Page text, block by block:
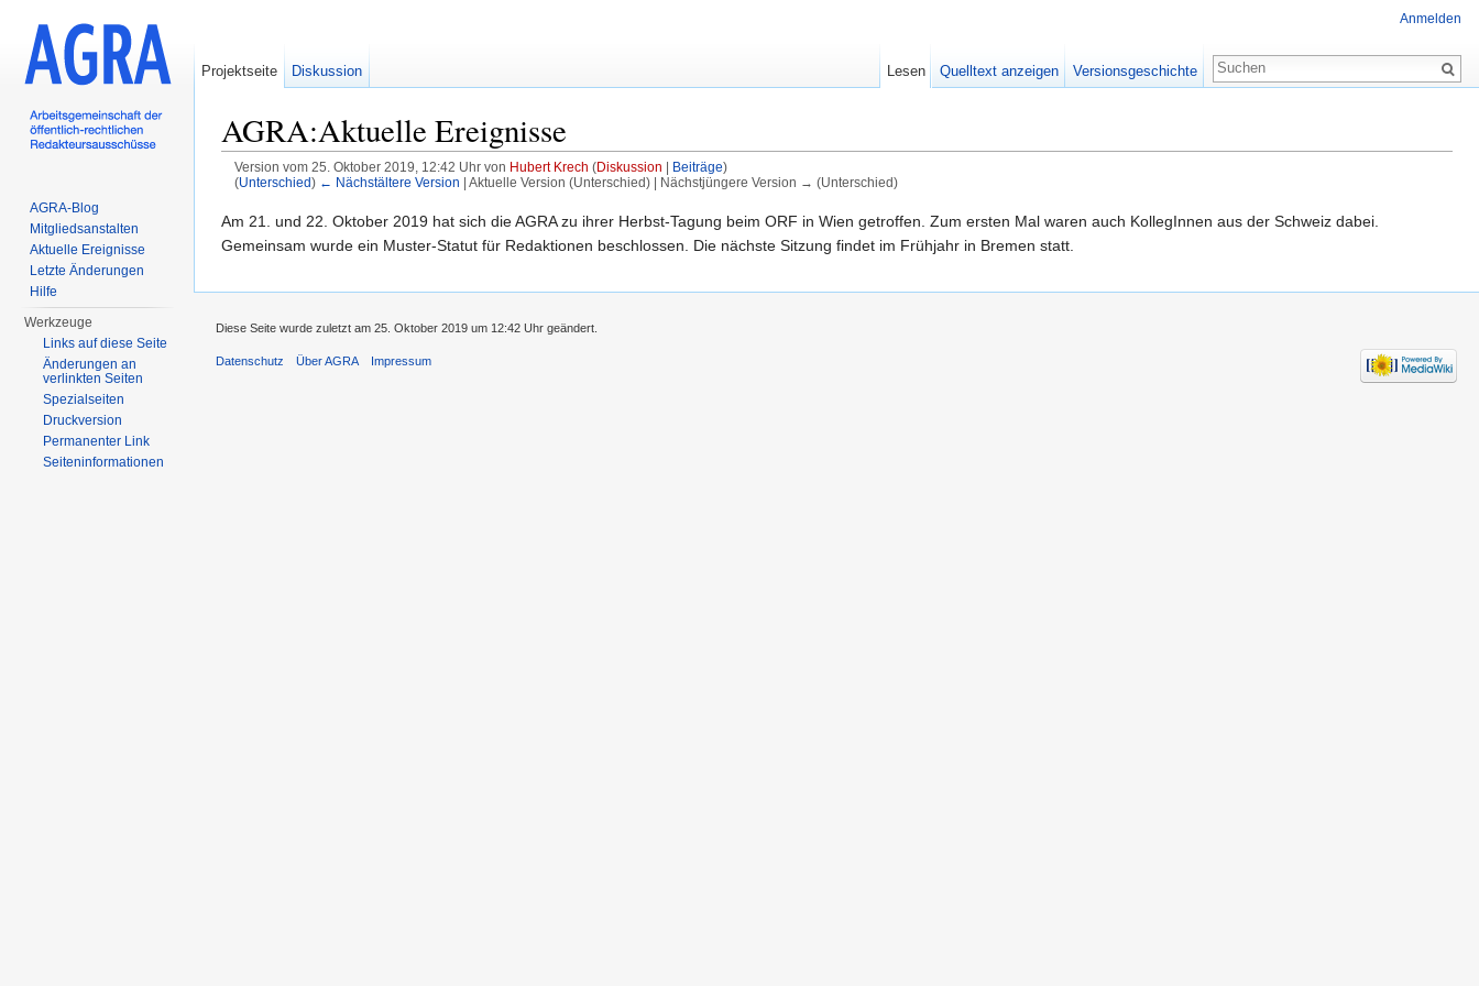
AGRA:Aktuelle Ereignisse
Version vom 25. Oktober 2019, 12:42 Uhr von Hubert Krech (Diskussion Beiträge)
(Unterschied) ← Nächstältere Version | Aktuelle Version (Unterschied) | Nächstjüngere Version → (Unterschied)
Am 21. und 22. Oktober 2019 hat sich die AGRA zu ihrer Herbst-Tagung beim ORF in Wien getroffen. Zum ersten Mal waren auch KollegInnen aus der Schweiz dabei.
Gemeinsam wurde ein Muster-Statut für Redaktionen beschlossen. Die nächste Sitzung findet im Frühjahr in Bremen statt.
Anmelden
Projektseite Diskussion Lesen Quelltext anzeigen Versionsgeschichte
AGRA-Blog
Mitgliedsanstalten
Aktuelle Ereignisse
Letzte Änderungen
Hilfe
Werkzeuge
Links auf diese Seite
Änderungen an
verlinkten Seiten
Spezialseiten
Druckversion
Permanenter Link
Seiten­informationen
Diese Seite wurde zuletzt am 25. Oktober 2019 um 12:42 Uhr geändert.
Datenschutz Über AGRA Impressum